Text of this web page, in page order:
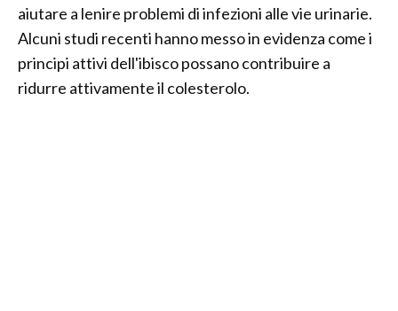
aiutare a lenire problemi di infezioni alle vie urinarie.
Alcuni studi recenti hanno messo in evidenza come i
principi attivi dell'ibisco possano contribuire a
ridurre attivamente il colesterolo.